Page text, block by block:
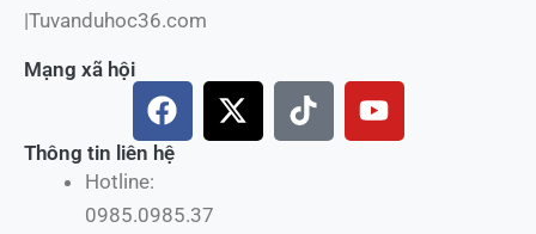
|Tuvanduhoc36.com
Hotline:
0985.0985.37
Mạng xã hội
F
a
c
b
X
-
T
i
Y
o
Thông tin liên hệ